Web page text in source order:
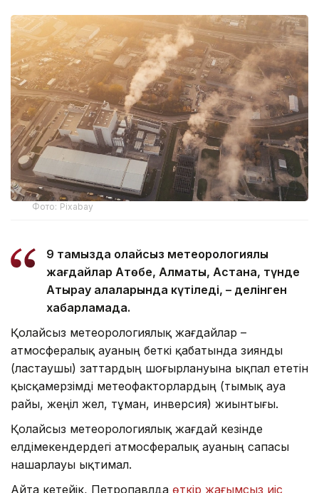
Фото: Pixabay
9 тамызда қолайсыз метеорологиялық
жағдайлар Ақтөбе, Алматы, Астана, түнде
Атырау қалаларында күтіледі, – делінген
хабарламада.
Қолайсыз метеорологиялық жағдайлар –
атмосфералық ауаның беткі қабатында зиянды
(ластаушы) заттардың шоғырлануына ықпал ететін
қысқамерзімді метеофакторлардың (тымық ауа
райы, жеңіл жел, тұман, инверсия) жиынтығы.
Қолайсыз метеорологиялық жағдай кезінде
елдімекендердегі атмосфералық ауаның сапасы
нашарлауы ықтимал.
Айта кетейік, Петропавлда өткір жағымсыз иіс